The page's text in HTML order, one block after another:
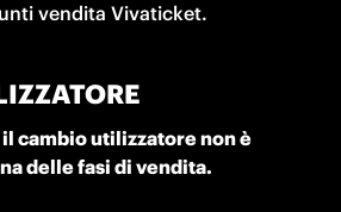
vendita Vivaticket.
cambio utilizzatore non è
delle fasi di vendita.